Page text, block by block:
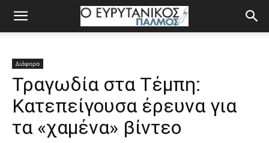
Διάφορα
Τραγωδία στα Τέμπη:
Κατεπείγουσα έρευνα για
τα «χαμένα» βίντεο